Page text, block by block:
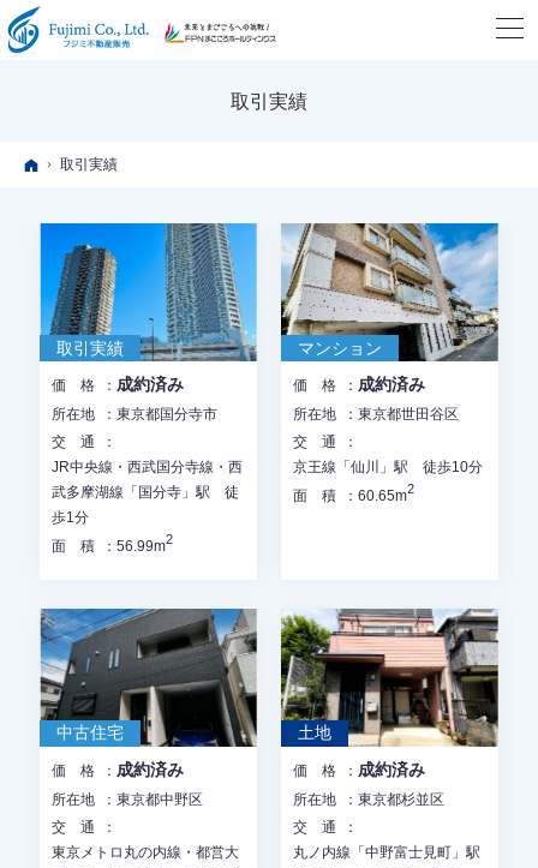
取引実績
ホーム
取引実績
取引実績
価格 成約済み
所在地
東京都国分寺市
交通
JR中央線・西武国分寺線・西
武多摩湖線「国分寺」駅 徒
歩1分
面積 56.99m2
マンション
価格 成約済み
所在地
東京都世田谷区
交通
京王線「仙川」駅 徒歩10分
面積 60.65m2
中古住宅
価格 成約済み
所在地
東京都中野区
交通
東京メトロ丸の内線・都営大
土地
価格 成約済み
所在地
東京都杉並区
交通
丸ノ内線「中野富士見町」駅